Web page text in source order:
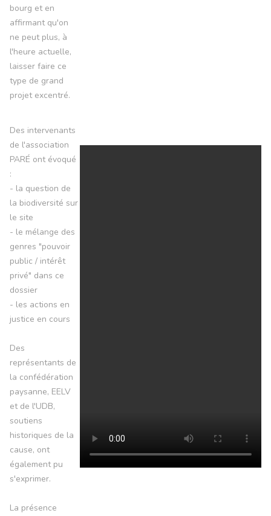
bourg et en
affirmant qu'on
ne peut plus, à
l'heure actuelle,
laisser faire ce
type de grand
projet excentré.
Des intervenants
de l'association
PARÉ ont évoqué
:
- la question de
la biodiversité sur
le site
- le mélange des
genres "pouvoir
public / intérêt
privé" dans ce
dossier
- les actions en
justice en cours
Des
représentants de
la confédération
paysanne, EELV
et de l'UDB,
soutiens
historiques de la
cause, ont
également pu
s'exprimer.
La présence